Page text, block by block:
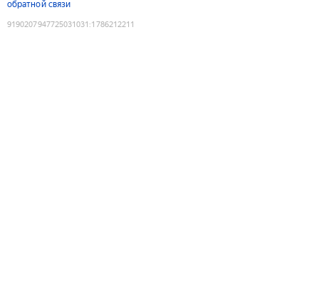
обратной связи
9190207947725031031 :1786212211